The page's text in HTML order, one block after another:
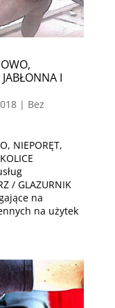
I
| Bez
NIEPORĘT,
/ GLAZURNIK
na
na użytek